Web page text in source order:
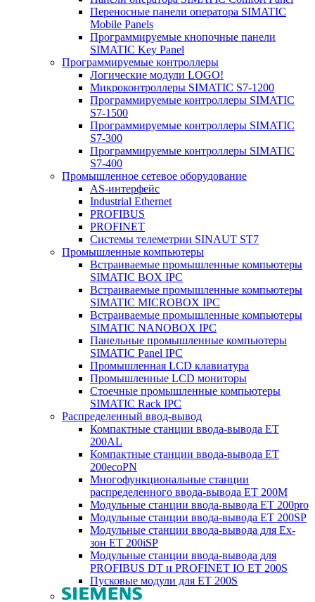
Переносные панели оператора SIMATIC
Mobile Panels
Программируемые кнопочные панели
SIMATIC Key Panel
Программируемые контроллеры
Логические модули LOGO!
Микроконтроллеры SIMATIC S7-1200
Программируемые контроллеры SIMATIC
S7-1500
Программируемые контроллеры SIMATIC
S7-300
Программируемые контроллеры SIMATIC
S7-400
Промышленное сетевое оборудование
AS-интерфейс
Industrial Ethernet
PROFIBUS
PROFINET
Системы телеметрии SINAUT ST7
Промышленные компьютеры
Встраиваемые промышленные компьютеры
SIMATIC BOX IPC
Встраиваемые промышленные компьютеры
SIMATIC MICROBOX IPC
Встраиваемые промышленные компьютеры
SIMATIC NANOBOX IPC
Панельные промышленные компьютеры
SIMATIC Panel IPC
Промышленная LCD клавиатура
Промышленные LCD мониторы
Стоечные промышленные компьютеры
SIMATIC Rack IPC
Распределенный ввод-вывод
Компактные станции ввода-вывода ET
200AL
Компактные станции ввода-вывода ET
200ecoPN
Многофункциональные станции
распределенного ввода-вывода ET 200M
Модульные станции ввода-вывода ET 200pro
Модульные станции ввода-вывода ET 200SP
Модульные станции ввода-вывода для Ex-
зон ET 200iSP
Модульные станции ввода-вывода для
PROFIBUS DT и PROFINET IO ET 200S
Пусковые модули для ET 200S